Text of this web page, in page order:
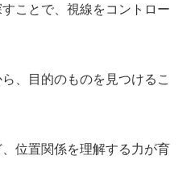
ことで、視線をコントロー
、目的のものを見つけるこ
位置関係を理解する力が育